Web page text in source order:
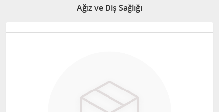
Ağız ve Diş Sağlığı